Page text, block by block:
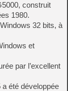
construit
1980.
32 bits, à
et
par l’excellent
a été développée